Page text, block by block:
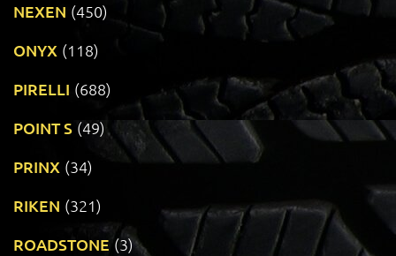
NEXEN (450)
ONYX (118)
PIRELLI (688)
POINT S (49)
PRINX (34)
RIKEN (321)
ROADSTONE (3)